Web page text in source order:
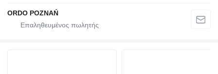
ORDO POZNAŃ